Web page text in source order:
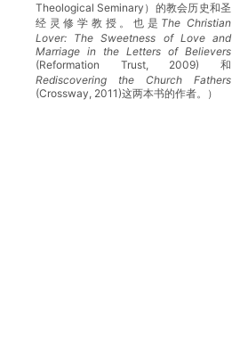
Theological Seminary）的教会历史和圣
经灵修学教授。也是 The Christian
Lover: The Sweetness of Love and
Marriage in the Letters of Believers
(Reformation Trust, 2009) 和
Rediscovering the Church Fathers
(Crossway, 2011)这两本书的作者。）